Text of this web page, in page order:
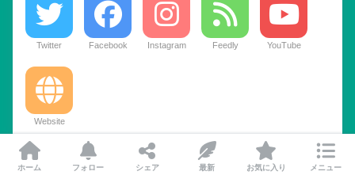
Twitter Facebook Instagram Feedly YouTube
Website
ホーム フォロー シェア 最新 お気に入り メニュー